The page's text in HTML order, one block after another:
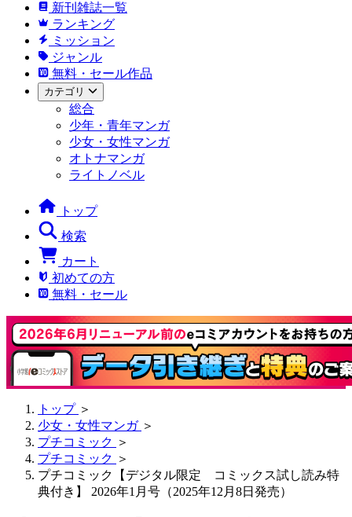
新刊雑誌一覧
ランキング
ミッション
ジャンル
無料・セール作品
カテゴリ
総合
少年・青年マンガ
少女・女性マンガ
オトナマンガ
ライトノベル
トップ
検索
カート
初めての方
無料・セール
トップ ＞
少女・女性マンガ ＞
プチコミック ＞
プチコミック ＞
プチコミック【デジタル限定 コミックス試し読み特
典付き】 2026年1月号（2025年12月8日発売）